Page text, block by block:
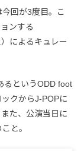
回が3度目。こ
ンする
によるキュレー
るというODD foot
クからJ-POPに
た、公演当日に
と。